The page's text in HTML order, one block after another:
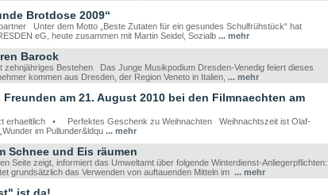
Brotdose 2009“
Unter dem Motto „Beste Zutaten für ein gesundes Schulfrühstück“ hat
eG, heute zusammen mit Martin Seidel, Sozialb ... mehr
Barock
zehnjähriges Bestehen Das Junge Musikpodium Dresden-Venedig feiert dieses
kommen aus Dresden, der Region Veneto in Italien, ... mehr
am 21. August 2010 bei den Filmnaechten am
erhaeltlich • Perfektes Geschenk zu Weihnachten Weihnachtszeit ist Olaf-
im Pullunder&ldqu ... mehr
Schnee und Eis räumen
Seite zeigt, informiert das Umweltamt über folgende Winterdienst-Anliegerpflichten:
grundsätzlich das Verwenden von auftauenden Mitteln im ... mehr